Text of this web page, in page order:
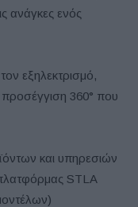
ανάγκες ενός
εξηλεκτρισμό,
προσέγγιση 360° που
και υπηρεσιών
STLA